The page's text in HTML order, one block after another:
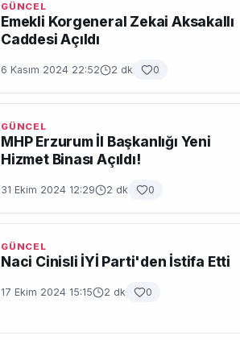
GÜNCEL
Emekli Korgeneral Zekai Aksakallı
Caddesi Açıldı
6 Kasım 2024 22:52 2 dk 0
GÜNCEL
MHP Erzurum İl Başkanlığı Yeni
Hizmet Binası Açıldı!
31 Ekim 2024 12:29 2 dk 0
GÜNCEL
Naci Cinisli İYİ Parti'den İstifa Etti
17 Ekim 2024 15:15 2 dk 0